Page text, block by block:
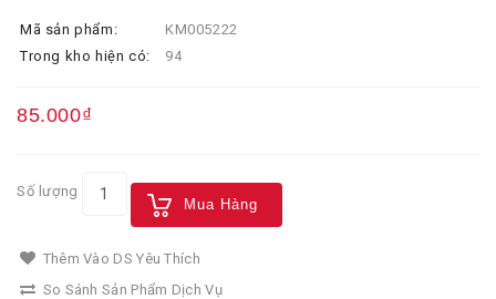
Mã sản phẩm:
KM005222
Trong kho hiện có:
94
85.000₫
Số lượng
Mua Hàng
Thêm Vào DS Yêu Thích
So Sánh Sản Phẩm Dịch Vụ